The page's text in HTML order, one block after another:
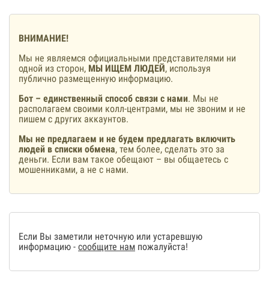
ВНИМАНИЕ!
Мы не являемся официальными представителями ни
одной из сторон, МЫ ИЩЕМ ЛЮДЕЙ, используя
публично размещенную информацию.
Бот – единственный способ связи с нами. Мы не
располагаем своими колл-центрами, мы не звоним и не
пишем с других аккаунтов.
Мы не предлагаем и не будем предлагать включить
людей в списки обмена, тем более, сделать это за
деньги. Если вам такое обещают – вы общаетесь с
мошенниками, а не с нами.
Если Вы заметили неточную или устаревшую
информацию - сообщите нам пожалуйста!